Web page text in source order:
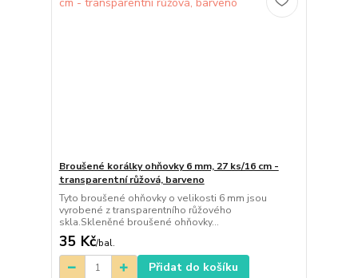
Broušené korálky ohňovky 6 mm, 27 ks/16 cm -
transparentní růžová, barveno
Tyto broušené ohňovky o velikosti 6 mm jsou
vyrobené z transparentního růžového
skla.Skleněné broušené ohňovky...
35 Kč/bal.
Přidat do košíku